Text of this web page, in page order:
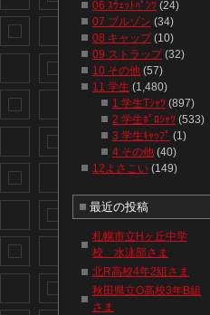
06 ｽｳｪｯﾄﾊﾟﾝﾂ (24)
07 ブルゾン (34)
08 キャップ(10)
09 ストラップ(32)
10 その他 (57)
11 学生 (1,480)
1 学生Tｼｬﾂ (897)
2 学生ﾎﾟﾛｼｬﾂ (533)
3 学生ｷｬｯﾌﾟ (1)
4 その他 (40)
12よさこい (149)
最近の投稿
札幌市立Hヶ丘中学
校 水泳部さま
北R高校4年2組さま
秋田県立O高校3年B組
さま